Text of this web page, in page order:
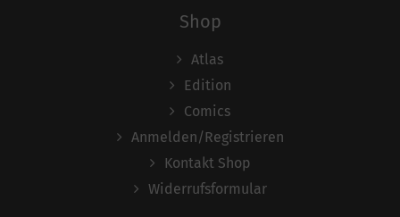
Shop
Atlas
Edition
Comics
Anmelden/Registrieren
Kontakt Shop
Widerrufsformular